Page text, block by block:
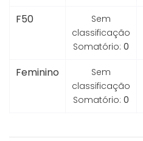
F50
Sem
classificação
Somatório: 0
Feminino
Sem
classificação
Somatório: 0